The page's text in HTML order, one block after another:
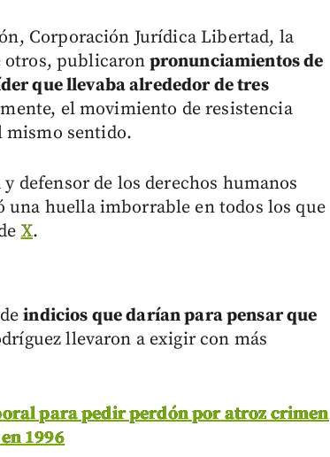
Corporación Jurídica Libertad, la
otros, publicaron pronunciamientos de
que llevaba alrededor de tres
el movimiento de resistencia
mismo sentido.
defensor de los derechos humanos
una huella imborrable en todos los que
X.
indicios que darían para pensar que
llevaron a exigir con más
para pedir perdón por atroz crimen
1996